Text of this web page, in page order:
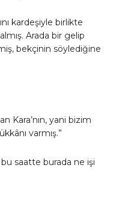
kardeşiyle birlikte
Arada bir gelip
bekçinin söylediğine
Kara’nın, yani bizim
varmış.”
bu saatte burada ne işi